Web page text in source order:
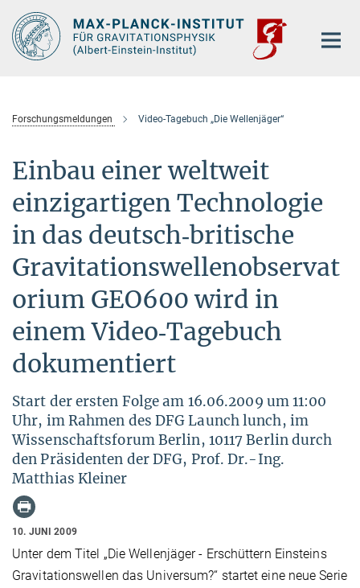
Hauptinhalt
Forschungsmeldungen Video-Tagebuch „Die Wellenjäger“
Einbau einer weltweit
einzigartigen Technologie
in das deutsch‐britische
Gravitationswellenobservat
orium GEO600 wird in
einem Video‐Tagebuch
dokumentiert
Start der ersten Folge am 16.06.2009 um 11:00
Uhr, im Rahmen des DFG Launch lunch, im
Wissenschaftsforum Berlin, 10117 Berlin durch
den Präsidenten der DFG, Prof. Dr.-Ing.
Matthias Kleiner
10. JUNI 2009
Unter dem Titel „Die Wellenjäger - Erschüttern Einsteins
Gravitationswellen das Universum?“ startet eine neue Serie